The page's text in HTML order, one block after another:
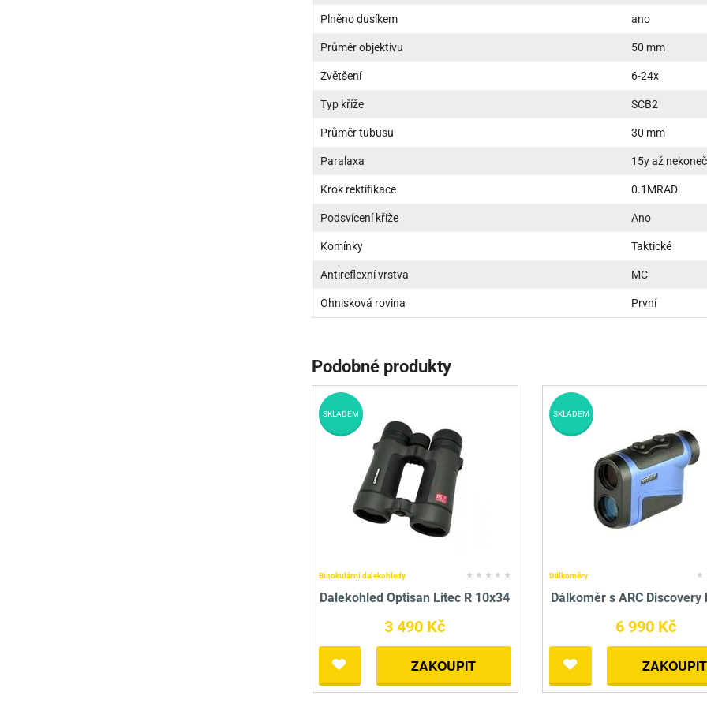
Plněno dusíkem ano
Průměr objektivu 50 mm
Zvětšení 6-24x
Typ kříže SCB2
Průměr tubusu 30 mm
Paralaxa 15y až
Krok rektifikace 0.1MRAD
Podsvícení kříže Ano
Komínky Taktické
Antireflexní vrstva MC
Ohnisková rovina První
Podobné produkty
Binokulární dalekohledy
Dalekohled Optisan Litec R 10x34
3 490 Kč
ZAKOUPIT
SKLADEM
Dálkoměry
Dálkoměr s ARC Discovery
6 990 Kč
ZAKOUPIT
SKLADEM